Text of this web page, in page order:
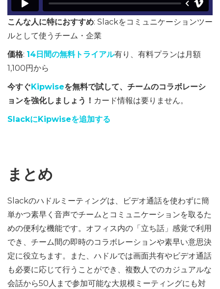
こんな人に特におすすめ: Slackをコミュニケーションツー
ルとして使うチーム・企業
価格: 14日間の無料トライアル有り、有料プランは月額
1,100円から
今すぐ Kipwiseを無料で試して、チームのコラボレーシ
ョンを強化しましょう！ カード情報は要りません。
SlackにKipwiseを追加する
まとめ
Slackのハドルミーティングは、ビデオ通話を使わずに簡
単かつ素早く音声でチームとコミュニケーションを取るた
めの便利な機能です。オフィス内の「立ち話」感覚で利用
でき、チーム間の即時のコラボレーションや素早い意思決
定に役立ちます。また、ハドルでは画面共有やビデオ通話
も必要に応じて行うことができ、複数人でのカジュアルな
会話から50人まで参加可能な大規模ミーティングにも対